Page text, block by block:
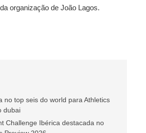
organização de João Lagos.
no top seis do world para Athletics
dubai
Challenge Ibérica destacada no